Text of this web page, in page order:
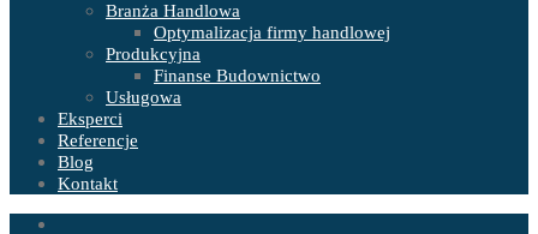
Branża Handlowa
Optymalizacja firmy handlowej
Produkcyjna
Finanse Budownictwo
Usługowa
Eksperci
Referencje
Blog
Kontakt